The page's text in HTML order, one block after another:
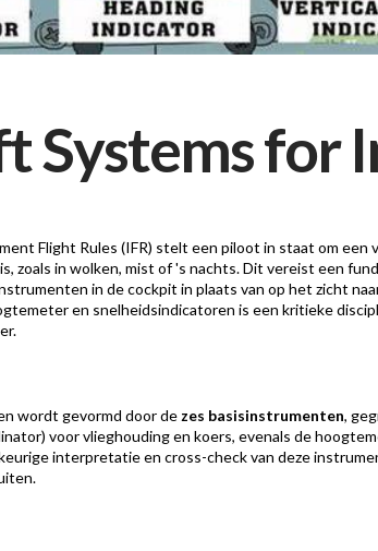
Systems for
Flight Rules (IFR) stelt een piloot in staat om
zoals in wolken, mist of 's nachts. Dit vereist een
in de cockpit in plaats van op het zicht
en snelheidsindicatoren is een kritieke
wordt gevormd door de zes basisinstrumenten,
voor vlieghouding en koers, evenals de
interpretatie en cross-check van deze